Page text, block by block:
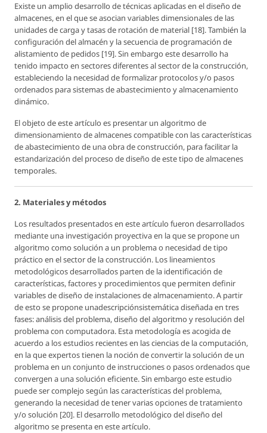
Existe un amplio desarrollo de técnicas aplicadas en el diseño de
almacenes, en el que se asocian variables dimensionales de las
unidades de carga y tasas de rotación de material [18]. También la
configuración del almacén y la secuencia de programación de
alistamiento de pedidos [19]. Sin embargo este desarrollo ha
tenido impacto en sectores diferentes al sector de la construcción,
estableciendo la necesidad de formalizar protocolos y/o pasos
ordenados para sistemas de abastecimiento y almacenamiento
dinámico.
El objeto de este artículo es presentar un algoritmo de
dimensionamiento de almacenes compatible con las características
de abastecimiento de una obra de construcción, para facilitar la
estandarización del proceso de diseño de este tipo de almacenes
temporales.
2. Materiales y métodos
Los resultados presentados en este artículo fueron desarrollados
mediante una investigación proyectiva en la que se propone un
algoritmo como solución a un problema o necesidad de tipo
práctico en el sector de la construcción. Los lineamientos
metodológicos desarrollados parten de la identificación de
características, factores y procedimientos que permiten definir
variables de diseño de instalaciones de almacenamiento. A partir
de esto se propone unadescripciónsistemática diseñada en tres
fases: análisis del problema, diseño del algoritmo y resolución del
problema con computadora. Esta metodología es acogida de
acuerdo a los estudios recientes en las ciencias de la computación,
en la que expertos tienen la noción de convertir la solución de un
problema en un conjunto de instrucciones o pasos ordenados que
convergen a una solución eficiente. Sin embargo este estudio
puede ser complejo según las características del problema,
generando la necesidad de tener varias opciones de tratamiento
y/o solución [20]. El desarrollo metodológico del diseño del
algoritmo se presenta en este artículo.